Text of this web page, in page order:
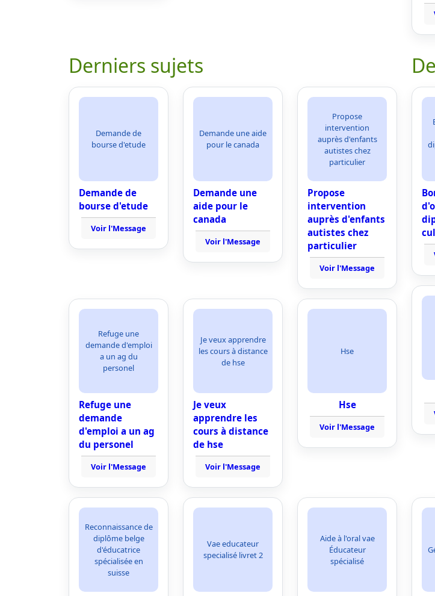
Derniers sujets
Demande de
bourse d'etude
Demande de
bourse d'etude
Voir l'Message
Demande une aide
pour le canada
Demande une
aide pour le
canada
Voir l'Message
Propose
intervention
auprès d'enfants
autistes chez
particulier
Propose
intervention
auprès d'enfants
autistes chez
particulier
Voir l'Message
Refuge une
demande d'emploi
a un ag du
personel
Refuge une
demande
d'emploi a un ag
du personel
Voir l'Message
Je veux apprendre
les cours à distance
de hse
Je veux
apprendre les
cours à distance
de hse
Voir l'Message
Hse
Hse
Voir l'Message
Reconnaissance de
diplôme belge
d'éducatrice
spécialisée en
suisse
Vae educateur
specialisé livret 2
Aide à l'oral vae
Éducateur
spécialisé